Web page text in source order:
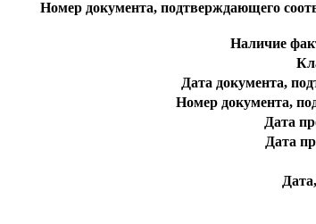
Номер документа, подтверждающего
Наличие
Дата документа,
Номер документа,
Дата
Дата